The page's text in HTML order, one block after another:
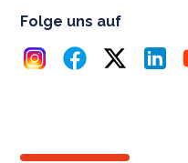
Folge uns auf